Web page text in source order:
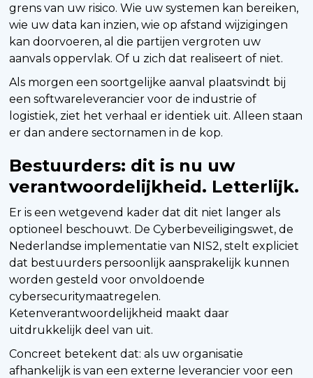
grens van uw risico. Wie uw systemen kan bereiken,
wie uw data kan inzien, wie op afstand wijzigingen
kan doorvoeren, al die partijen vergroten uw
aanvals oppervlak. Of u zich dat realiseert of niet.
Als morgen een soortgelijke aanval plaatsvindt bij
een softwareleverancier voor de industrie of
logistiek, ziet het verhaal er identiek uit. Alleen staan
er dan andere sectornamen in de kop.
Bestuurders: dit is nu uw
verantwoordelijkheid. Letterlijk.
Er is een wetgevend kader dat dit niet langer als
optioneel beschouwt. De Cyberbeveiligingswet, de
Nederlandse implementatie van NIS2, stelt expliciet
dat bestuurders persoonlijk aansprakelijk kunnen
worden gesteld voor onvoldoende
cybersecuritymaatregelen.
Ketenverantwoordelijkheid maakt daar
uitdrukkelijk deel van uit.
Concreet betekent dat: als uw organisatie
afhankelijk is van een externe leverancier voor een